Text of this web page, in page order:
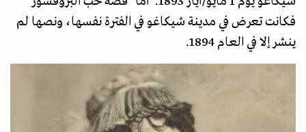
فكانت تعرض في مدينة شيكاغو في الفترة نفسها، ونصها لم
ينشر إلا في العام 1894.